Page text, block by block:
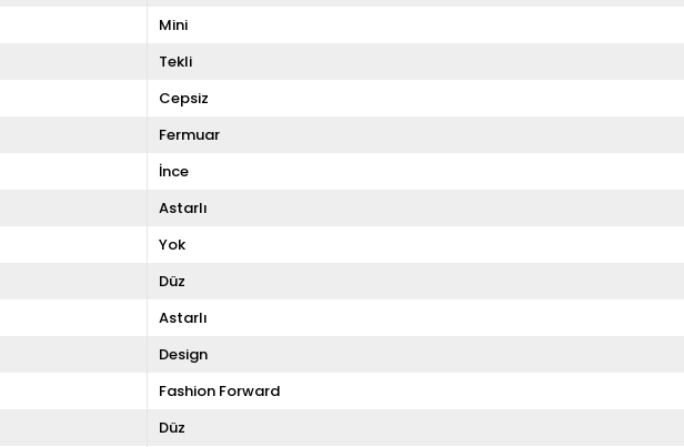
Mini
Tekli
Cepsiz
Fermuar
İnce
Astarlı
Yok
Düz
Astarlı
Design
Fashion Forward
Düz